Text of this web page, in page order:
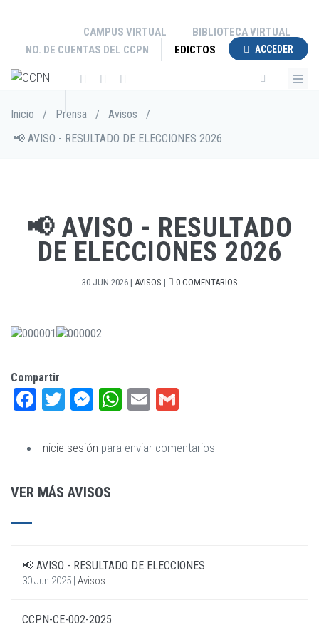
contenido
CAMPUS VIRTUAL
BIBLIOTECA VIRTUAL
NO. DE CUENTAS DEL CCPN
EDICTOS ACCEDER
Sobrescribir
de
Inicio / Prensa / Avisos
/
📢 AVISO - RESULTADO DE ELECCIONES 2026
📢 AVISO - RESULTADO
DE ELECCIONES 2026
30 JUN 2026 | AVISOS | 0 COMENTARIOS
Compartir
Facebook
TwitterMessenger
WhatsApp
Email
Inicie sesión para enviar comentarios
VER MÁS AVISOS
📢 AVISO - RESULTADO DE ELECCIONES
30 Jun 2025 | Avisos
CCPN-CE-002-2025